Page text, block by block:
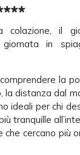
colazione, il
in
la
la distanza dal
ideali per chi
tranquille
cercano più